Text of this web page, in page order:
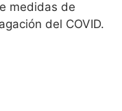
medidas de
del COVID.